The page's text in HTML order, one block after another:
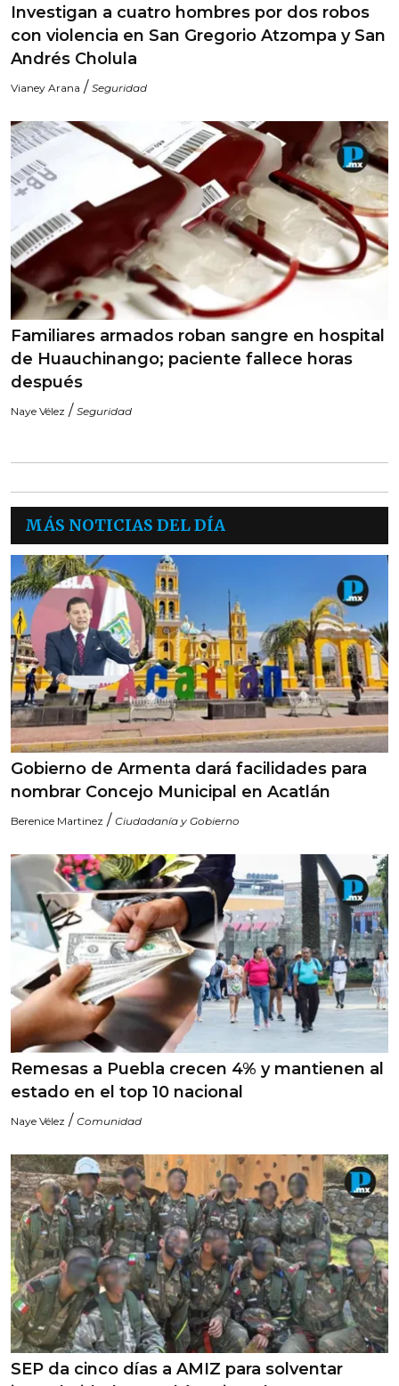
Investigan a cuatro hombres por dos robos
con violencia en San Gregorio Atzompa y San
Andrés Cholula
Vianey Arana / Seguridad
Familiares armados roban sangre en hospital
de Huauchinango; paciente fallece horas
después
Naye Vélez / Seguridad
MÁS NOTICIAS DEL DÍA
Gobierno de Armenta dará facilidades para
nombrar Concejo Municipal en Acatlán
Berenice Martinez / Ciudadanía y Gobierno
Remesas a Puebla crecen 4% y mantienen al
estado en el top 10 nacional
Naye Vélez / Comunidad
SEP da cinco días a AMIZ para solventar